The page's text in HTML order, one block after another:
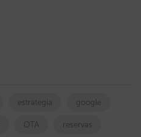
estrategia google
OTA reservas